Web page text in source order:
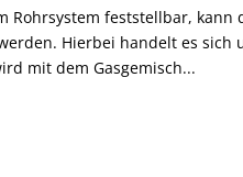
Rohrsystem feststellbar,
Hierbei handelt es sich
mit dem Gasgemisch...